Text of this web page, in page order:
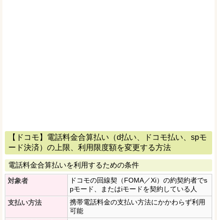
【ドコモ】電話料金合算払い（d払い、ドコモ払い、spモ
ード決済）の上限、利用限度額を変更する方法
電話料金合算払いを利用するための条件
対象者
ドコモの回線契（FOMA／Xi）の約契約者でs
pモード、またはiモードを契約している人
支払い方法
携帯電話料金の支払い方法にかかわらず利用
可能